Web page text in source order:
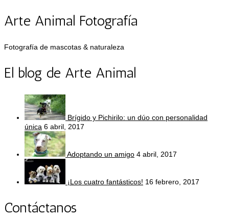
Arte Animal Fotografía
Fotografía de mascotas & naturaleza
El blog de Arte Animal
Brígido y Pichirilo: un dúo con personalidad
única 6 abril, 2017
Adoptando un amigo 4 abril, 2017
¡Los cuatro fantásticos! 16 febrero, 2017
Contáctanos